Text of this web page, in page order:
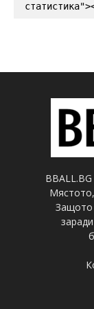
Защото